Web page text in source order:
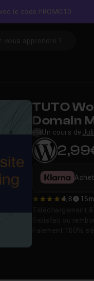
le code PROMO10
TUTO
Domain
Un cours de
4.8 4,8